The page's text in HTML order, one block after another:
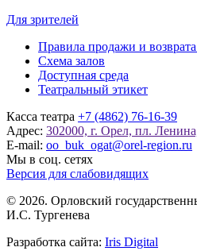
Для зрителей
Правила продажи и
Схема залов
Доступная среда
Театральный этикет
Касса театра +7 (4862) 76-16-39
Адрес: 302000, г. Орел, пл.
E-mail: oo_buk_ogat@orel-region.ru
Мы в соц. сетях
Версия для слабовидящих
© 2026. Орловский
И.С. Тургенева
Разработка сайта: Iris Digital